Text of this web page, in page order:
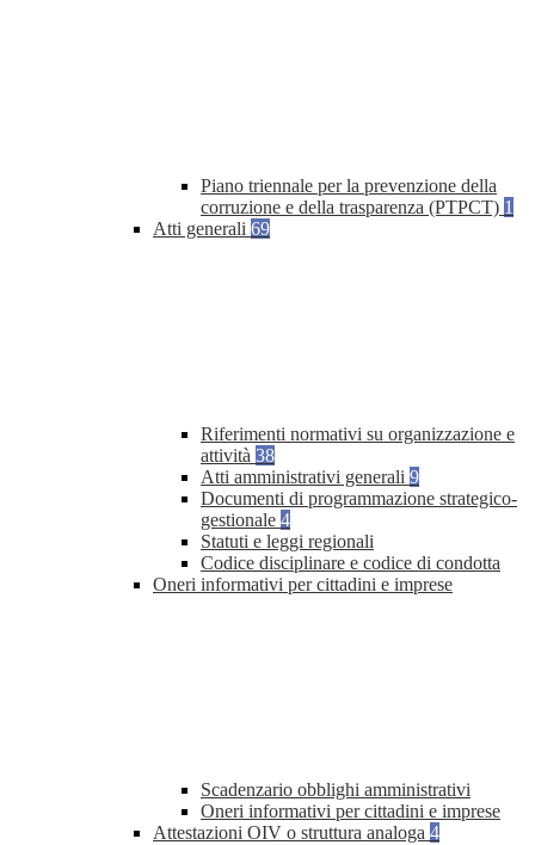
Piano triennale per la prevenzione della
corruzione e della trasparenza (PTPCT) 1
Atti generali 69
Riferimenti normativi su organizzazione e
attività 38
Atti amministrativi generali 9
Documenti di programmazione strategico-
gestionale 4
Statuti e leggi regionali
Codice disciplinare e codice di condotta
Oneri informativi per cittadini e imprese
Scadenzario obblighi amministrativi
Oneri informativi per cittadini e imprese
Attestazioni OIV o struttura analoga 4